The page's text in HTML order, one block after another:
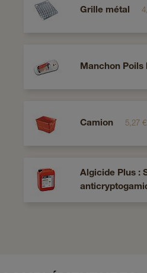
Grille métal
Manchon Poils
Camion 5,27 €
Algicide Plus :